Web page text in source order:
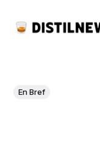
En Bref